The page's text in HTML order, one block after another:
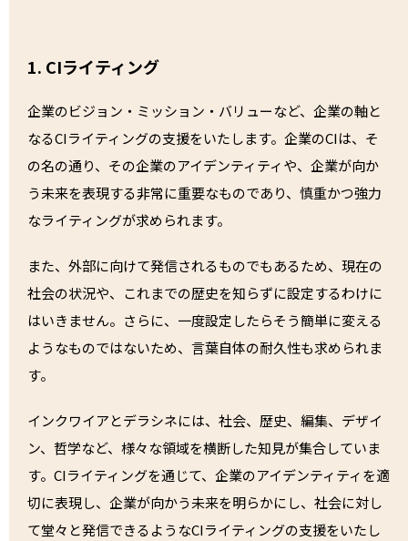
1. CIライティング
企業のビジョン・ミッション・バリューなど、企業の軸と
なるCIライティングの支援をいたします。企業のCIは、そ
の名の通り、その企業のアイデンティティや、企業が向か
う未来を表現する非常に重要なものであり、慎重かつ強力
なライティングが求められます。
また、外部に向けて発信されるものでもあるため、現在の
社会の状況や、これまでの歴史を知らずに設定するわけに
はいきません。さらに、一度設定したらそう簡単に変える
ようなものではないため、言葉自体の耐久性も求められま
す。
インクワイアとデラシネには、社会、歴史、編集、デザイ
ン、哲学など、様々な領域を横断した知見が集合していま
す。CIライティングを通じて、企業のアイデンティティを適
切に表現し、企業が向かう未来を明らかにし、社会に対し
て堂々と発信できるようなCIライティングの支援をいたし